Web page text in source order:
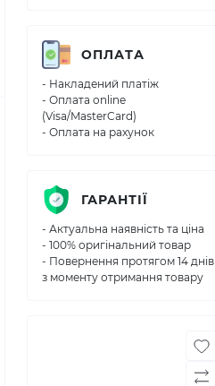
ОПЛАТА
- Накладений платіж
- Оплата online
(Visa/MasterCard)
- Оплата на рахунок
ГАРАНТІЇ
- Актуальна наявність та ціна
- 100% оригінальний товар
- Повернення протягом 14 днів
з моменту отримання товару